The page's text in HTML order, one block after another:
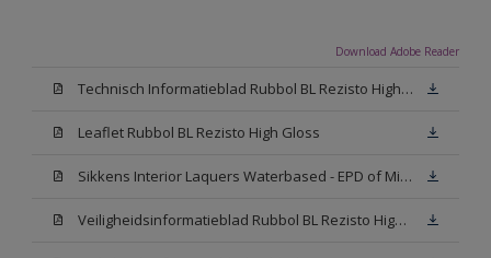
Download Adobe Reader
Technisch Informatieblad Rubbol BL Rezisto High Gloss (New Livery) (PDF)
Leaflet Rubbol BL Rezisto High Gloss
Sikkens Interior Laquers Waterbased - EPD of Milieuproductverklaring
Veiligheidsinformatieblad Rubbol BL Rezisto High Gloss N00 (MSDS)